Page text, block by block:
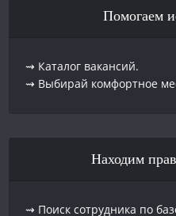
Помогаем
⇝ Каталог вакансий.
⇝ Выбирай комфортное
Находим
⇝ Поиск сотрудника по